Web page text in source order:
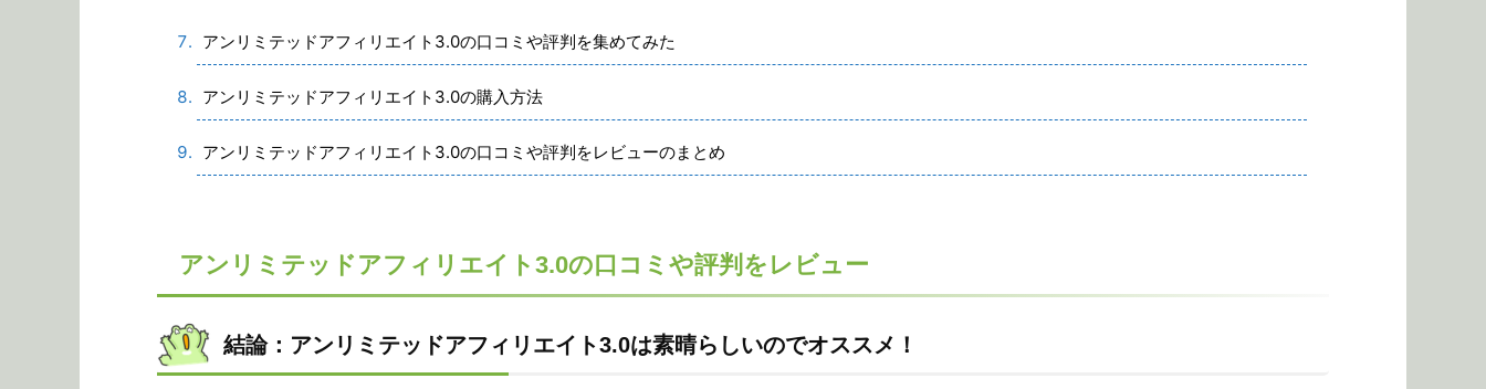
アンリミテッドアフィリエイト3.0の口コミや評判を集めてみた
アンリミテッドアフィリエイト3.0の購入方法
アンリミテッドアフィリエイト3.0の口コミや評判をレビューのまとめ
アンリミテッドアフィリエイト3.0の口コミや評判をレビュー
結論：アンリミテッドアフィリエイト3.0は素晴らしいのでオススメ！